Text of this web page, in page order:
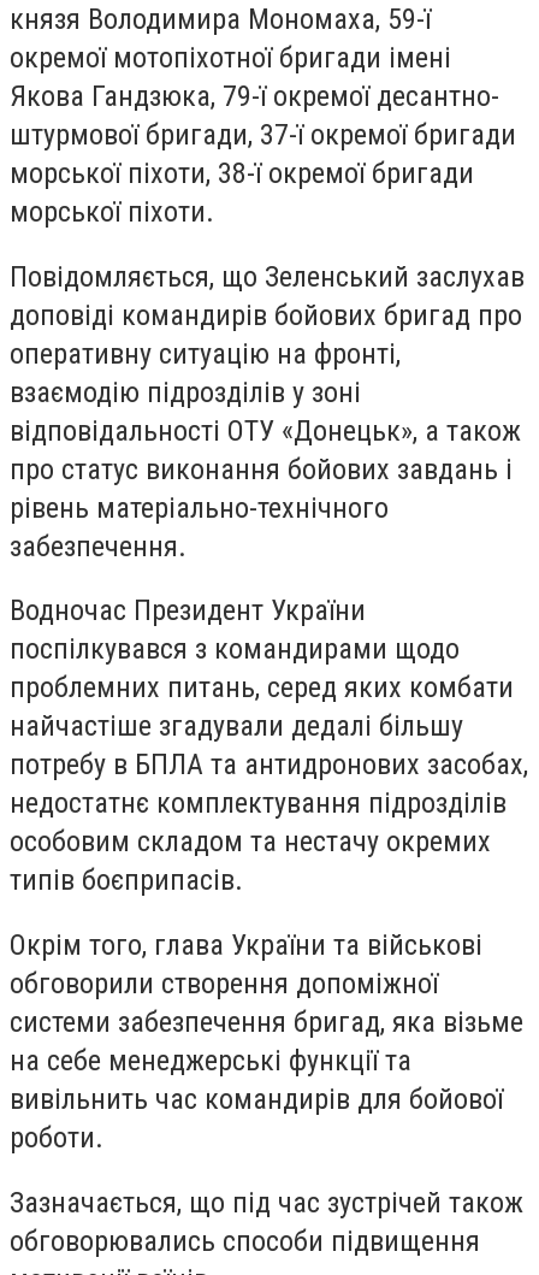
князя Володимира Мономаха, 59-ї
окремої мотопіхотної бригади імені
Якова Гандзюка, 79-ї окремої десантно-
штурмової бригади, 37-ї окремої бригади
морської піхоти, 38-ї окремої бригади
морської піхоти.
Повідомляється, що Зеленський заслухав
доповіді командирів бойових бригад про
оперативну ситуацію на фронті,
взаємодію підрозділів у зоні
відповідальності ОТУ «Донецьк», а також
про статус виконання бойових завдань і
рівень матеріально-технічного
забезпечення.
Водночас Президент України
поспілкувався з командирами щодо
проблемних питань, серед яких комбати
найчастіше згадували дедалі більшу
потребу в БПЛА та антидронових засобах,
недостатнє комплектування підрозділів
особовим складом та нестачу окремих
типів боєприпасів.
Окрім того, глава України та військові
обговорили створення допоміжної
системи забезпечення бригад, яка візьме
на себе менеджерські функції та
вивільнить час командирів для бойової
роботи.
Зазначається, що під час зустрічей також
обговорювались способи підвищення